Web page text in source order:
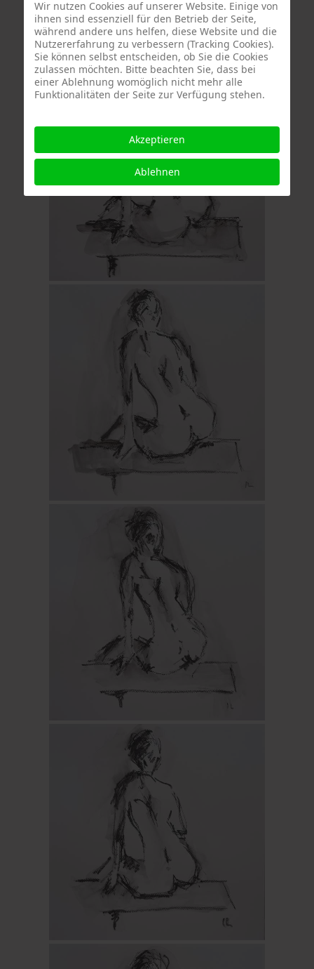
Wir nutzen Cookies auf unserer Website. Einige von
ihnen sind essenziell für den Betrieb der Seite,
während andere uns helfen, diese Website und die
Nutzererfahrung zu verbessern (Tracking Cookies).
Sie können selbst entscheiden, ob Sie die Cookies
zulassen möchten. Bitte beachten Sie, dass bei
einer Ablehnung womöglich nicht mehr alle
Funktionalitäten der Seite zur Verfügung stehen.
Akzeptieren
Ablehnen